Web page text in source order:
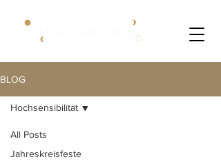
BLOG
All Posts
Jahreskreisfeste
Hochsensibilität